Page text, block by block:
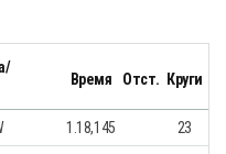
Время Отст. Круги
1.18,145 23